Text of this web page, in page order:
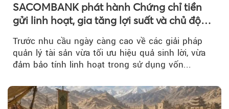
SACOMBANK phát hành Chứng chỉ tiền
gửi linh hoạt, gia tăng lợi suất và chủ động
nguồn vốn cho khách hàng
Trước nhu cầu ngày càng cao về các giải pháp
quản lý tài sản vừa tối ưu hiệu quả sinh lời, vừa
đảm bảo tính linh hoạt trong sử dụng vốn...